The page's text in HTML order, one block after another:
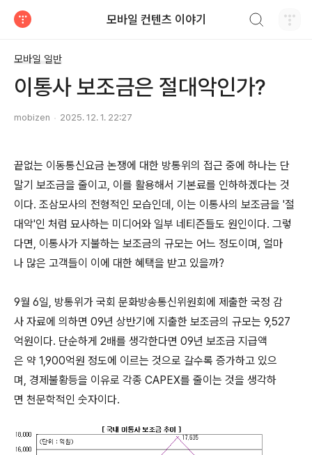
모바일 컨텐츠 이야기
모바일 일반
이통사 보조금은 절대악인가?
mobizen 2025. 12. 1. 22:27
끝없는 이동통신요금 논쟁에 대한 방통위의 접근 중에 하나는 단
말기 보조금을 줄이고, 이를 활용해서 기본료를 인하하겠다는 것
이다. 조삼모사의 전형적인 모습인데, 이는 이통사의 보조금을 '절
대악'인 처럼 묘사하는 미디어와 일부 네티즌들도 원인이다. 그렇
다면, 이통사가 지불하는 보조금의 규모는 어느 정도이며, 얼마
나 많은 고객들이 이에 대한 혜택을 받고 있을까?
9월 6일, 방통위가 국회 문화방송통신위원회에 제출한 국정 감
사 자료에 의하면 09년 상반기에 지출한 보조금의 규모는 9,527
억원이다. 단순하게 2배를 생각한다면 09년 보조금 지급액
은 약 1,900억원 정도에 이르는 것으로 갈수록 증가하고 있으
며, 경제불황등을 이유로 각종 CAPEX를 줄이는 것을 생각하
면 천문학적인 숫자이다.